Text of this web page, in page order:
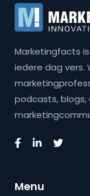
Marketingfacts
iedere dag vers.
podcasts, blogs,
Menu